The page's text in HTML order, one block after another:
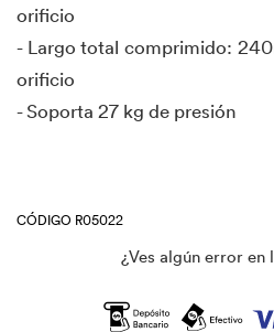
orificio
- Largo total comprimido:
orificio
- Soporta 27 kg de presión
CÓDIGO R05022
¿Ves algún error en